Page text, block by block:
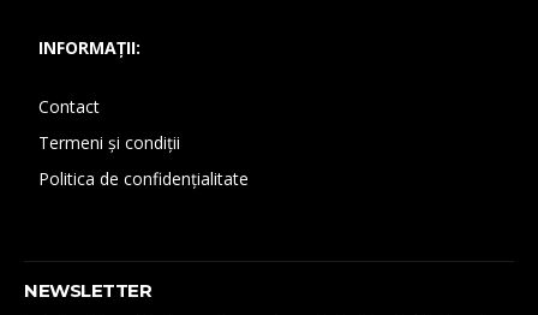
INFORMAȚII:
Contact
Termeni și condiții
Politica de confidențialitate
NEWSLETTER